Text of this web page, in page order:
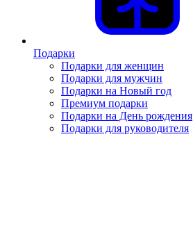
Подарки
Подарки для женщин
Подарки для мужчин
Подарки на Новый год
Премиум подарки
Подарки на День рождения
Подарки для руководителя